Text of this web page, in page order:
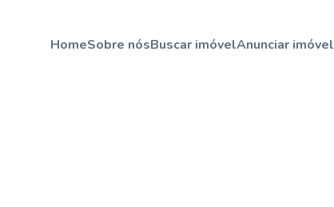
HomeSobre nósBuscar imóvelAnunciar imóvel